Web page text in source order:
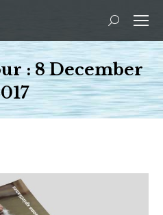
Recherche
:
:8 December
Vous êtes ici :